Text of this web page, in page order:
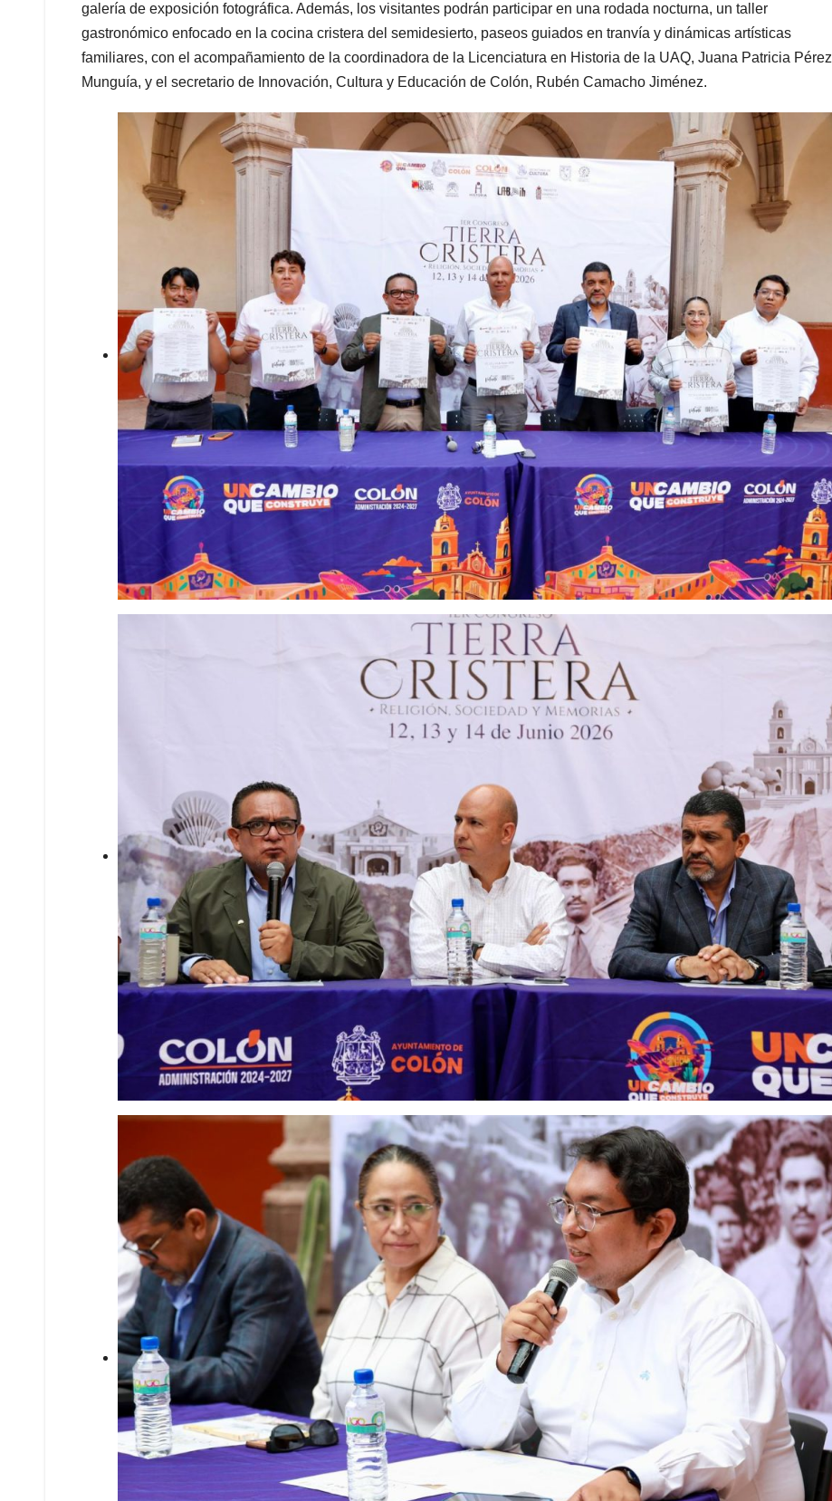
galería de exposición fotográfica. Además, los visitantes podrán participar en una rodada nocturna, un taller
gastronómico enfocado en la cocina cristera del semidesierto, paseos guiados en tranvía y dinámicas artísticas
familiares, con el acompañamiento de la coordinadora de la Licenciatura en Historia de la UAQ, Juana Patricia Pérez
Munguía, y el secretario de Innovación, Cultura y Educación de Colón, Rubén Camacho Jiménez.